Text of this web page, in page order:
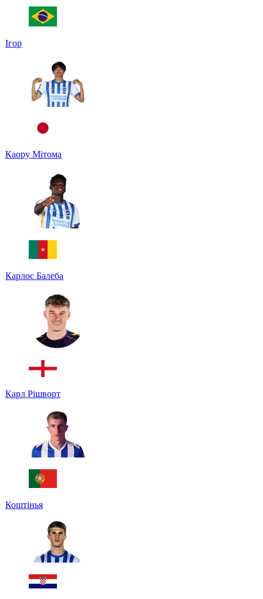
Ігор
Каору Мітома
Карлос Балеба
Карл Рішворт
Коштінья